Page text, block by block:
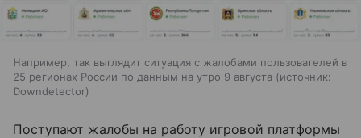
Например, так выглядит ситуация с жалобами пользователей в
25 регионах России по данным на утро 9 августа
источник:
Downdetector
Поступают жалобы на работу игровой платформы